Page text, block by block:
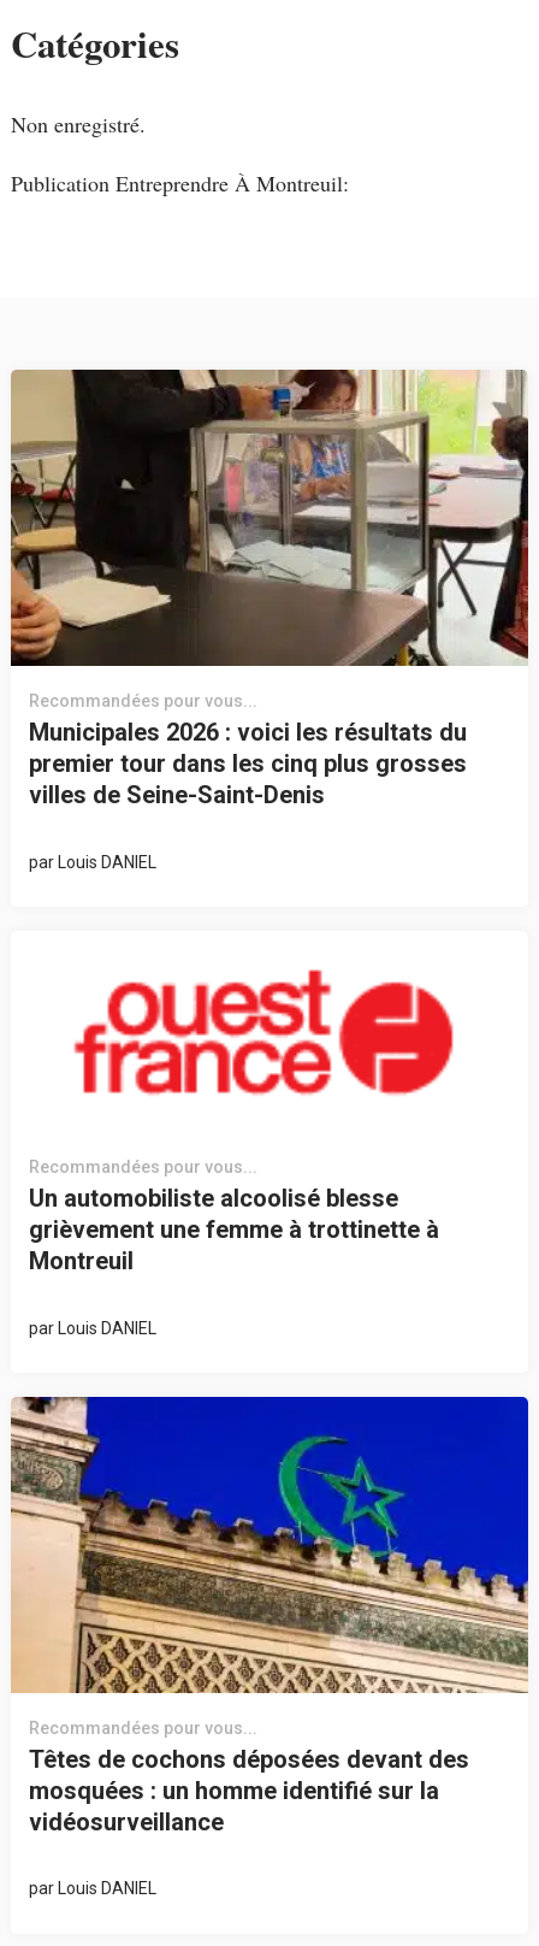
Catégories
Non enregistré.
Publication Entreprendre À Montreuil:
Recommandées pour vous...
Municipales 2026 : voici les résultats du
premier tour dans les cinq plus grosses
villes de Seine-Saint-Denis
par Louis DANIEL
Recommandées pour vous...
Un automobiliste alcoolisé blesse
grièvement une femme à trottinette à
Montreuil
par Louis DANIEL
Recommandées pour vous...
Têtes de cochons déposées devant des
mosquées : un homme identifié sur la
vidéosurveillance
par Louis DANIEL